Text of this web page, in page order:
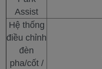
Assist
Hệ thống
điều chỉnh
đèn
pha/cốt /